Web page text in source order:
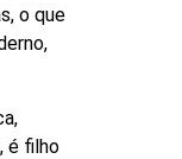
o que
é filho